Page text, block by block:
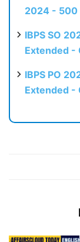
2024 - 500
IBPS SO
Extended -
IBPS PO
Extended -